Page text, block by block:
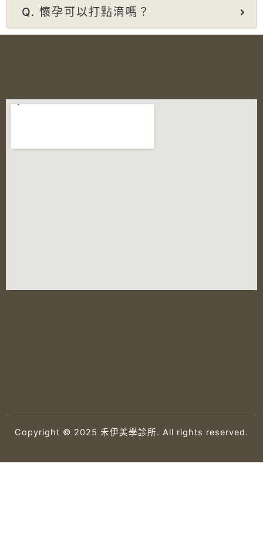
Q. 懷孕可以打點滴嗎？
Copyright © 2025 禾伊美學診所. All rights reserved.